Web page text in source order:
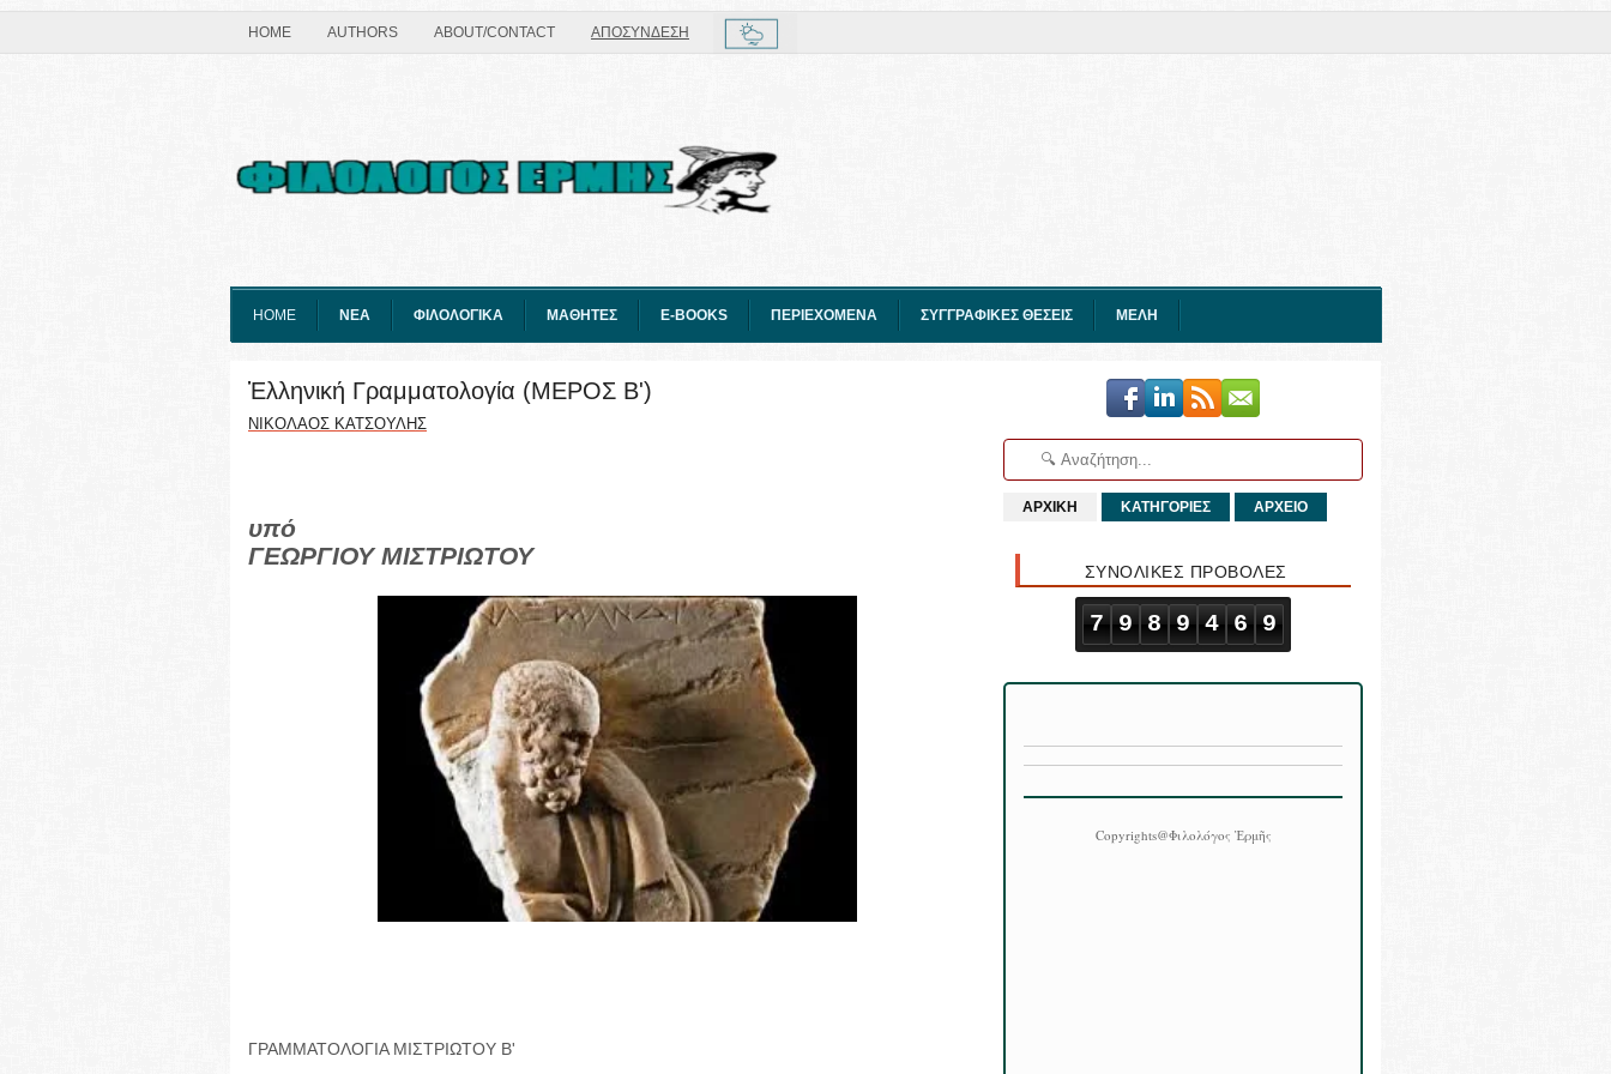
HOME AUTHORS ABOUT/CONTACT ΑΠΟΣΥΝΔΕΣΗ
HOME ΝΕΑ ΦΙΛΟΛΟΓΙΚΑ ΜΑΘΗΤΕΣ E-BOOKS ΠΕΡΙΕΧΟΜΕΝΑ ΣΥΓΓΡΑΦΙΚΕΣ ΘΕΣΕΙΣ ΜΕΛΗ
Ἑλληνική Γραμματολογία (ΜΕΡΟΣ Β')
ΝΙΚΟΛΑΟΣ ΚΑΤΣΟΥΛΗΣ
υπό
ΓΕΩΡΓΙΟΥ ΜΙΣΤΡΙΩΤΟΥ
ΓΡΑΜΜΑΤΟΛΟΓΙΑ ΜΙΣΤΡΙΩΤΟΥ Β'
ΑΡΧΙΚΗ ΚΑΤΗΓΟΡΙΕΣ ΑΡΧΕΙΟ
ΣΥΝΟΛΙΚΕΣ ΠΡΟΒΟΛΕΣ
7 9 8 9 4 6 9
Copyrights@Φιλολόγος Ἑρμῆς